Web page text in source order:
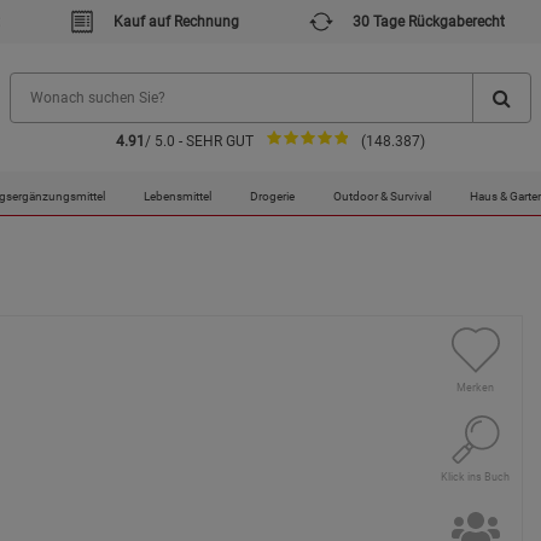
Kauf auf Rechnung 30 Tage Rückgaberecht
4.91 / 5.0 - SEHR GUT (148.387)
Lebensmittel Drogerie Outdoor & Survival Haus &
Merken
Klick ins Buch